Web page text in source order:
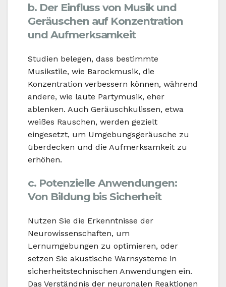
b. Der Einfluss von Musik und
Geräuschen auf Konzentration
und Aufmerksamkeit
Studien belegen, dass bestimmte
Musikstile, wie Barockmusik, die
Konzentration verbessern können, während
andere, wie laute Partymusik, eher
ablenken. Auch Geräuschkulissen, etwa
weißes Rauschen, werden gezielt
eingesetzt, um Umgebungsgeräusche zu
überdecken und die Aufmerksamkeit zu
erhöhen.
c. Potenzielle Anwendungen:
Von Bildung bis Sicherheit
Nutzen Sie die Erkenntnisse der
Neurowissenschaften, um
Lernumgebungen zu optimieren, oder
setzen Sie akustische Warnsysteme in
sicherheitstechnischen Anwendungen ein.
Das Verständnis der neuronalen Reaktionen